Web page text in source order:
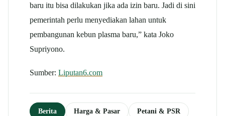
baru itu bisa dilakukan jika ada izin baru. Jadi di sini
pemerintah perlu menyediakan lahan untuk
pembangunan kebun plasma baru,” kata Joko
Supriyono.
Sumber: Liputan6.com
Berita Harga & Pasar Petani & PSR